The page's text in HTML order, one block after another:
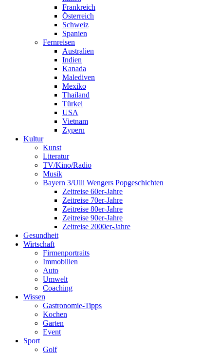
Frankreich
Österreich
Schweiz
Spanien
Fernreisen
Australien
Indien
Kanada
Malediven
Mexiko
Thailand
Türkei
USA
Vietnam
Zypern
Kultur
Kunst
Literatur
TV/Kino/Radio
Musik
Bayern 3/Ulli Wengers Popgeschichten
Zeitreise 60er-Jahre
Zeitreise 70er-Jahre
Zeitreise 80er-Jahre
Zeitreise 90er-Jahre
Zeitreise 2000er-Jahre
Gesundheit
Wirtschaft
Firmenportraits
Immobilien
Auto
Umwelt
Coaching
Wissen
Gastronomie-Tipps
Kochen
Garten
Event
Sport
Golf